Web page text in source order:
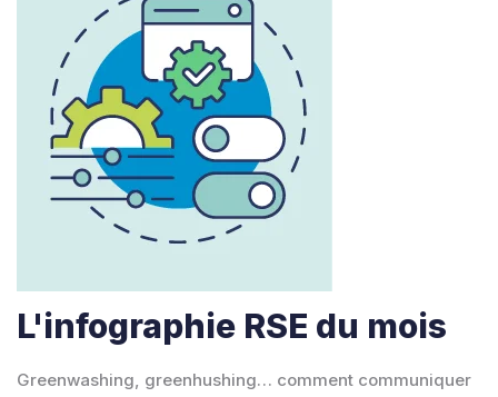
L'infographie RSE du mois
Greenwashing, greenhushing… comment communiquer